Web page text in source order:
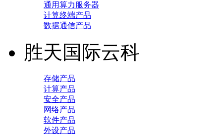
通用算力服务器
计算终端产品
数据通信产品
胜天国际云科
存储产品
计算产品
安全产品
网络产品
软件产品
外设产品